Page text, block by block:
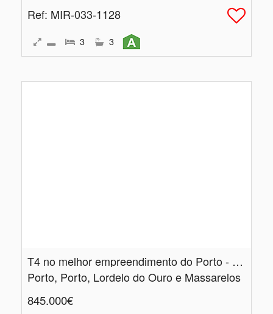
Ref: MIR-033-1128
3 3
T4 no melhor empreendimento do Porto - Panorama Douro Residence - Vistas Maravilhosas!!!
Porto, Porto, Lordelo do Ouro e Massarelos
845.000€